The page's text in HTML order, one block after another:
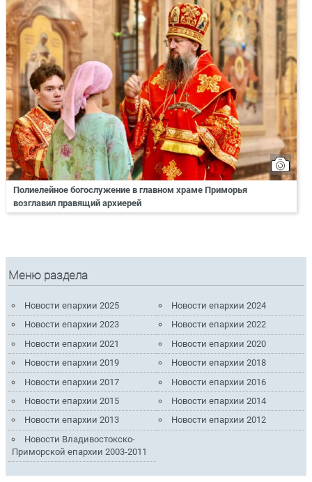
Полиелейное богослужение в главном храме Приморья
возглавил правящий архиерей
Меню раздела
Новости епархии 2025
Новости епархии 2024
Новости епархии 2023
Новости епархии 2022
Новости епархии 2021
Новости епархии 2020
Новости епархии 2019
Новости епархии 2018
Новости епархии 2017
Новости епархии 2016
Новости епархии 2015
Новости епархии 2014
Новости епархии 2013
Новости епархии 2012
Новости Владивостокско-
Приморской епархии 2003-2011